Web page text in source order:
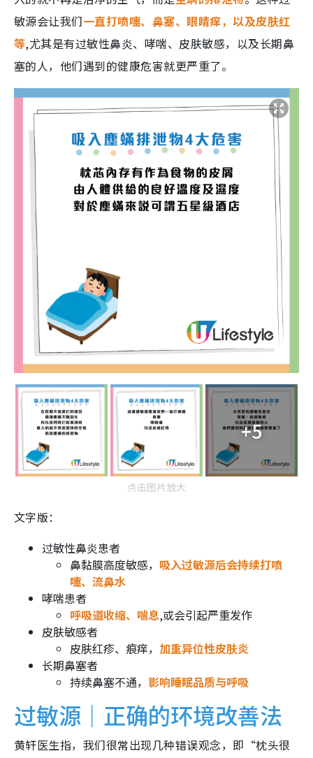
敏源会让我们一直打喷嚏、鼻塞、眼睛痒，以及皮肤红
等,尤其是有过敏性鼻炎、哮喘、皮肤敏感，以及长期鼻
塞的人，他们遇到的健康危害就更严重了。
+5
点击图片放大
文字版：
过敏性鼻炎患者
鼻黏膜高度敏感， 吸入过敏源后会持续打喷
嚏、流鼻水
哮喘患者
呼吸道收缩、喘息,或会引起严重发作
皮肤敏感者
皮肤红疹、痕痒， 加重异位性皮肤炎
长期鼻塞者
持续鼻塞不通， 影响睡眠品质与呼吸
过敏源｜正确的环境改善法
黄轩医生指，我们很常出现几种错误观念，即“枕头很